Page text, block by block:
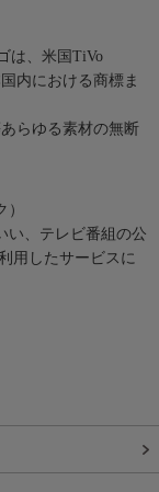
は、米国TiVo
内における商標ま
らゆる素材の無断
い、テレビ番組の公
用したサービスに